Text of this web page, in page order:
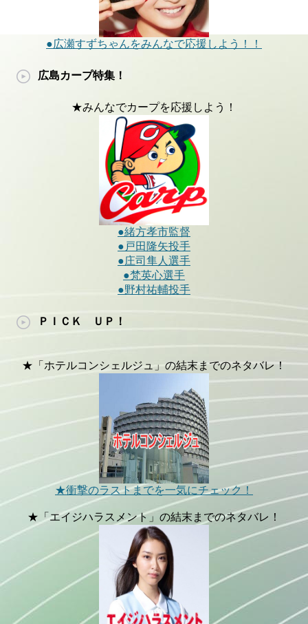
●広瀬すずちゃんをみんなで応援しよう！！
広島カープ特集！
★みんなでカープを応援しよう！
●緒方孝市監督
●戸田隆矢投手
●庄司隼人選手
●梵英心選手
●野村祐輔投手
ＰＩＣＫ ＵＰ！
★「ホテルコンシェルジュ」の結末までのネタバレ！
★衝撃のラストまでを一気にチェック！
★「エイジハラスメント」の結末までのネタバレ！